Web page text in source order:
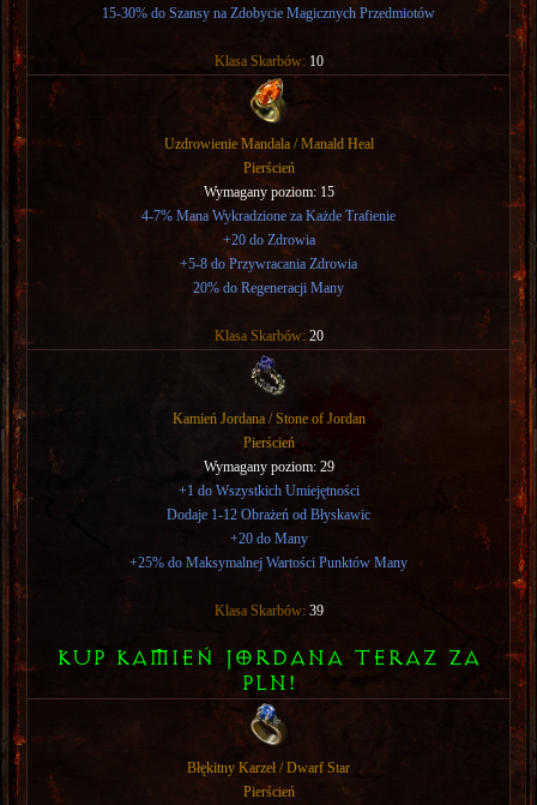
15-30% do Szansy na Zdobycie Magicznych Przedmiotów
Klasa Skarbów: 10
Uzdrowienie Mandala / Manald Heal
Pierścień
Wymagany poziom: 15
4-7% Mana Wykradzione za Każde Trafienie
+20 do Zdrowia
+5-8 do Przywracania Zdrowia
20% do Regeneracji Many
Klasa Skarbów: 20
Kamień Jordana / Stone of Jordan
Pierścień
Wymagany poziom: 29
+1 do Wszystkich Umiejętności
Dodaje 1-12 Obrażeń od Błyskawic
+20 do Many
+25% do Maksymalnej Wartości Punktów Many
Klasa Skarbów: 39
KUP KAMIEń JORDANA TERAZ ZA
PLN!
Błękitny Karzeł / Dwarf Star
Pierścień